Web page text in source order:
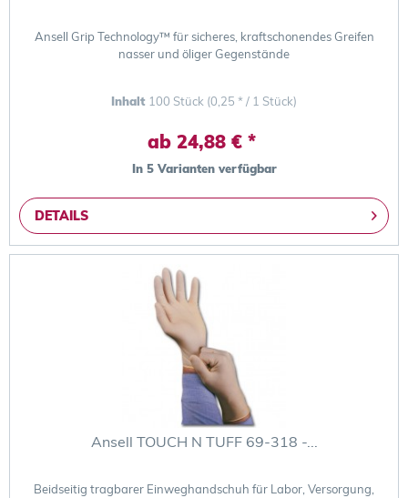
Ansell Grip Technology™ für sicheres, kraftschonendes Greifen
nasser und öliger Gegenstände
Inhalt 100 Stück (0,25 * / 1 Stück)
ab 24,88 € *
In 5 Varianten verfügbar
DETAILS
Ansell TOUCH N TUFF 69-318 -...
Beidseitig tragbarer Einweghandschuh für Labor, Versorgung,